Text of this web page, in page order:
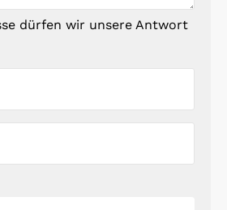
dürfen wir unsere Antwort